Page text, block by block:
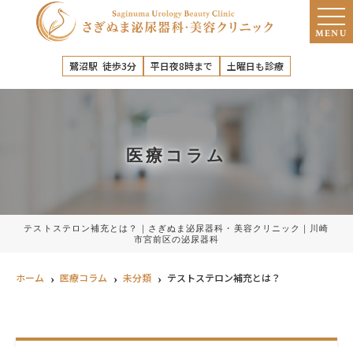
MENU
鷺沼駅 徒歩3分 平日夜8時まで 土曜日も診療
医療コラム
テストステロン補充とは？｜さぎぬま泌尿器科・美容クリニック｜川崎
市宮前区の泌尿器科
ホーム 医療コラム 未分類 テストステロン補充とは？